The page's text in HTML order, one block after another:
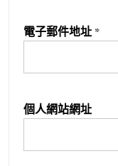
電子郵件地址 *
個人網站網址